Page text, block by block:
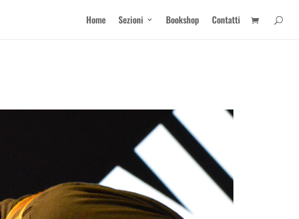
Home Sezioni Bookshop Contatti